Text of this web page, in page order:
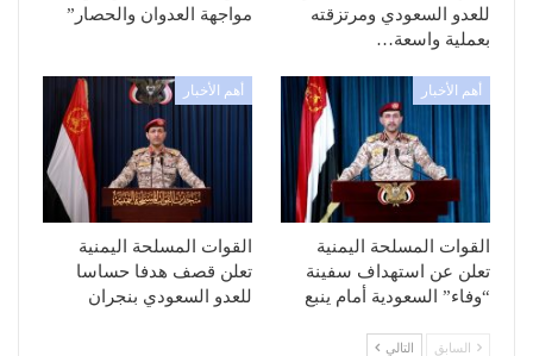
للعدو السعودي ومرتزقته
بعملية واسعة…
مواجهة العدوان والحصار”
أهم الأخبار
القوات المسلحة اليمنية
تعلن عن استهداف سفينة
“وفاء” السعودية أمام ينبع
أهم الأخبار
القوات المسلحة اليمنية
تعلن قصف هدفا حساسا
للعدو السعودي بنجران
السابق التالي